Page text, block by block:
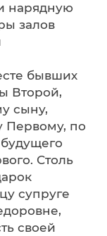
нарядную
залов
бывших
Второй,
сыну,
Первому, по
Столь
супруге
своей